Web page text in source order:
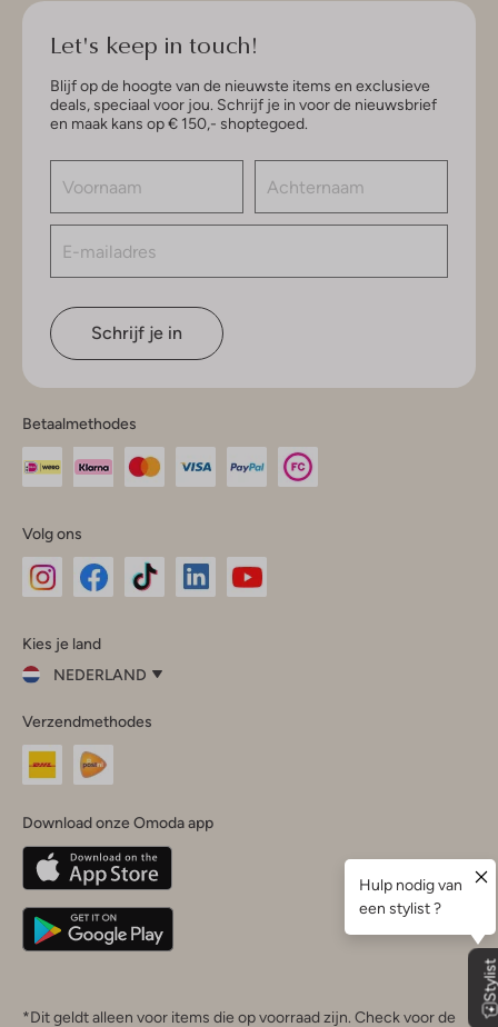
Let's keep in touch!
Blijf op de hoogte van de nieuwste items en exclusieve
deals, speciaal voor jou. Schrijf je in voor de nieuwsbrief
en maak kans op € 150,- shoptegoed.
Schrijf je in
Betaalmethodes
Volg ons
InstagramFacebook
Kies je land
NEDERLAND
je
land
Nederland
Belgique(Français)
Deutschland
Verzendmethodes
Download onze Omoda app
*Dit geldt alleen voor items die op voorraad zijn. Check voor de